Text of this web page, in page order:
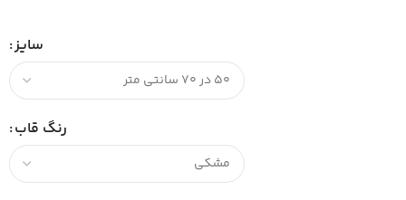
سایز
رنگ قاب